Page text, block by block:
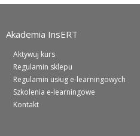
Akademia InsERT
Aktywuj kurs
Regulamin sklepu
Regulamin usług e-learningowych
Szkolenia e-learningowe
Kontakt